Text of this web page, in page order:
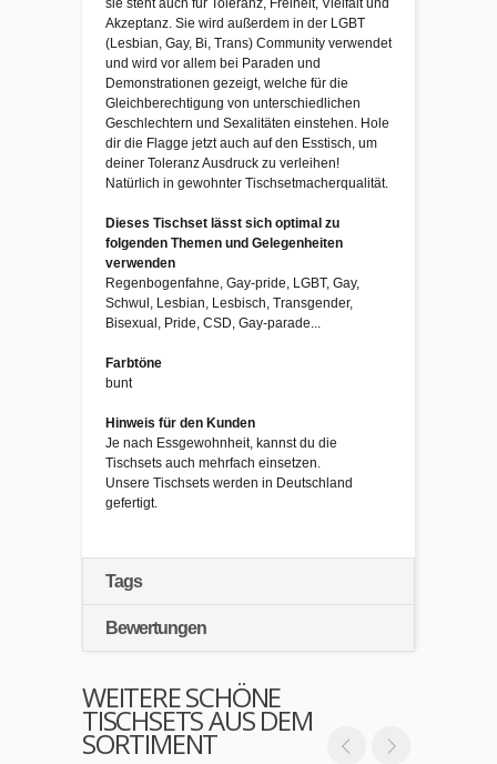
sie steht auch für Toleranz, Freiheit, Vielfalt und
Akzeptanz. Sie wird außerdem in der LGBT
(Lesbian, Gay, Bi, Trans) Community verwendet
und wird vor allem bei Paraden und
Demonstrationen gezeigt, welche für die
Gleichberechtigung von unterschiedlichen
Geschlechtern und Sexalitäten einstehen. Hole
dir die Flagge jetzt auch auf den Esstisch, um
deiner Toleranz Ausdruck zu verleihen!
Natürlich in gewohnter Tischsetmacherqualität.
Dieses Tischset lässt sich optimal zu
folgenden Themen und Gelegenheiten
verwenden
Regenbogenfahne, Gay-pride, LGBT, Gay,
Schwul, Lesbian, Lesbisch, Transgender,
Bisexual, Pride, CSD, Gay-parade...
Farbtöne
bunt
Hinweis für den Kunden
Je nach Essgewohnheit, kannst du die
Tischsets auch mehrfach einsetzen.
Unsere Tischsets werden in Deutschland
gefertigt.
Tags
Bewertungen
WEITERE SCHÖNE
TISCHSETS AUS DEM
SORTIMENT